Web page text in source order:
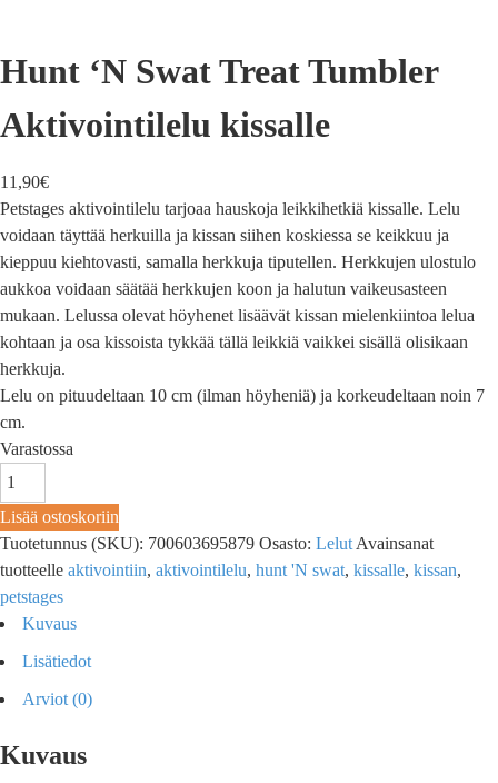
Hunt ‘N Swat Treat Tumbler
Aktivointilelu kissalle
11,90€
Petstages aktivointilelu tarjoaa hauskoja leikkihetkiä kissalle. Lelu
voidaan täyttää herkuilla ja kissan siihen koskiessa se keikkuu ja
kieppuu kiehtovasti, samalla herkkuja tiputellen. Herkkujen ulostulo
aukkoa voidaan säätää herkkujen koon ja halutun vaikeusasteen
mukaan. Lelussa olevat höyhenet lisäävät kissan mielenkiintoa lelua
kohtaan ja osa kissoista tykkää tällä leikkiä vaikkei sisällä olisikaan
herkkuja.
Lelu on pituudeltaan 10 cm (ilman höyheniä) ja korkeudeltaan noin 7
cm.
Varastossa
Lisää ostoskoriin
Tuotetunnus (SKU): 700603695879 Osasto: Lelut Avainsanat
tuotteelle aktivointiin, aktivointilelu, hunt 'N swat, kissalle, kissan,
petstages
Kuvaus
Lisätiedot
Arviot (0)
Kuvaus